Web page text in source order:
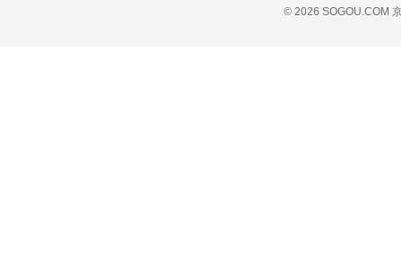
© 2026 SOGOU.COM